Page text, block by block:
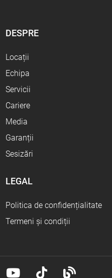
DESPRE
Locații
Echipa
Servicii
Cariere
Media
Garanții
Sesizări
LEGAL
Politica de confidențialitate
Termeni și condiții